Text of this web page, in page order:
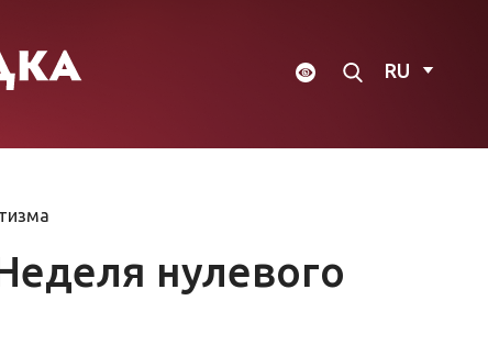
RU
нулевого